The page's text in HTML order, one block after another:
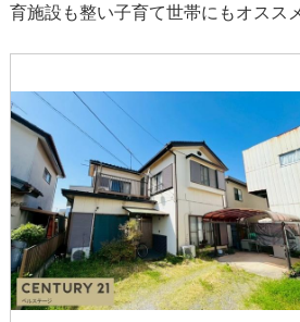
育施設も整い子育て世帯にもオスス